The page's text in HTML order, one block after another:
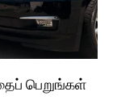
பெறுங்கள்